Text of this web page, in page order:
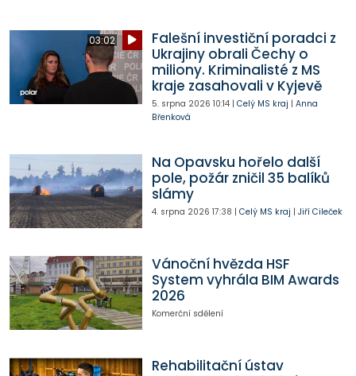
03:02
Falešní investiční poradci z
Ukrajiny obrali Čechy o
miliony. Kriminalisté z MS
kraje zasahovali v Kyjevě
5. srpna 2026 10:14| Celý MS kraj | Anna
Břenková
Na Opavsku hořelo další
pole, požár zničil 35 balíků
slámy
4. srpna 2026 17:38 | Celý MS kraj | Jiří Cileček
Vánoční hvězda HSF
System vyhrála BIM Awards
2026
Komerční sdělení
Rehabilitační ústav